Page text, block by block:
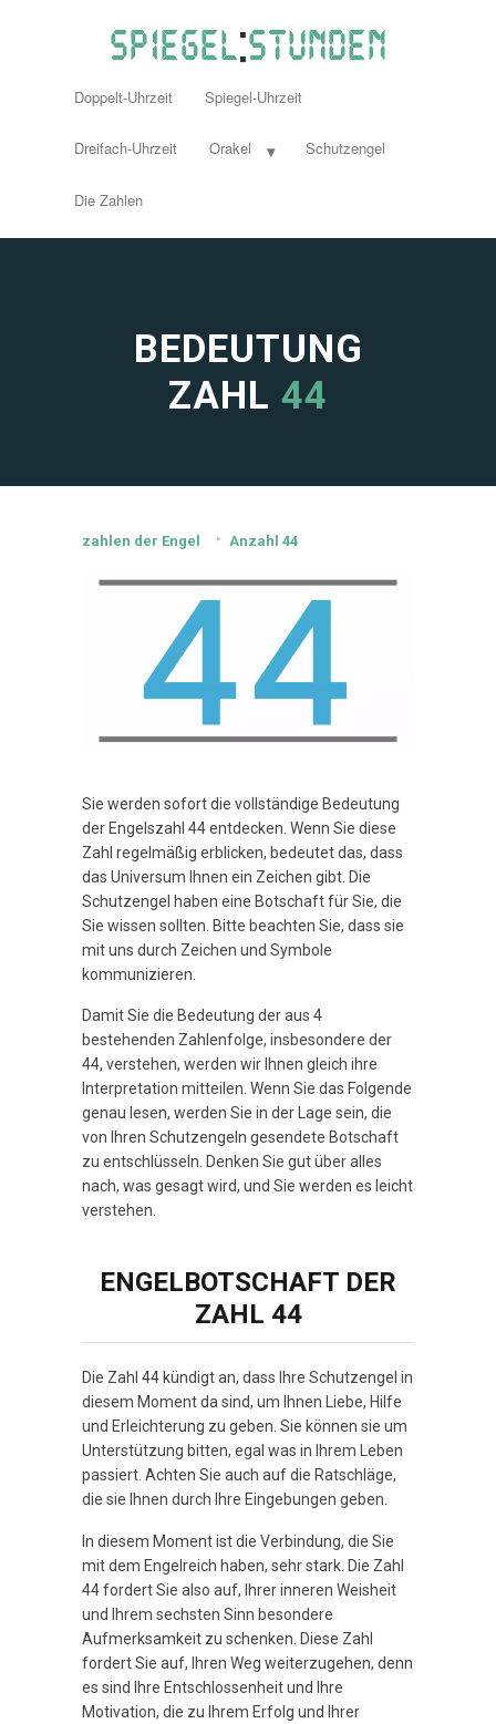
Doppelt-Uhrzeit Spiegel-Uhrzeit
Dreifach-Uhrzeit Orakel Schutzengel
Die Zahlen
BEDEUTUNG
ZAHL 44
zahlen der Engel Anzahl 44
Sie werden sofort die vollständige Bedeutung
der Engelszahl 44 entdecken. Wenn Sie diese
Zahl regelmäßig erblicken, bedeutet das, dass
das Universum Ihnen ein Zeichen gibt. Die
Schutzengel haben eine Botschaft für Sie, die
Sie wissen sollten. Bitte beachten Sie, dass sie
mit uns durch Zeichen und Symbole
kommunizieren.
Damit Sie die Bedeutung der aus 4
bestehenden Zahlenfolge, insbesondere der
44, verstehen, werden wir Ihnen gleich ihre
Interpretation mitteilen. Wenn Sie das Folgende
genau lesen, werden Sie in der Lage sein, die
von Ihren Schutzengeln gesendete Botschaft
zu entschlüsseln. Denken Sie gut über alles
nach, was gesagt wird, und Sie werden es leicht
verstehen.
ENGELBOTSCHAFT DER
ZAHL 44
Die Zahl 44 kündigt an, dass Ihre Schutzengel in
diesem Moment da sind, um Ihnen Liebe, Hilfe
und Erleichterung zu geben. Sie können sie um
Unterstützung bitten, egal was in Ihrem Leben
passiert. Achten Sie auch auf die Ratschläge,
die sie Ihnen durch Ihre Eingebungen geben.
In diesem Moment ist die Verbindung, die Sie
mit dem Engelreich haben, sehr stark. Die Zahl
44 fordert Sie also auf, Ihrer inneren Weisheit
und Ihrem sechsten Sinn besondere
Aufmerksamkeit zu schenken. Diese Zahl
fordert Sie auf, Ihren Weg weiterzugehen, denn
es sind Ihre Entschlossenheit und Ihre
Motivation, die zu Ihrem Erfolg und Ihrer